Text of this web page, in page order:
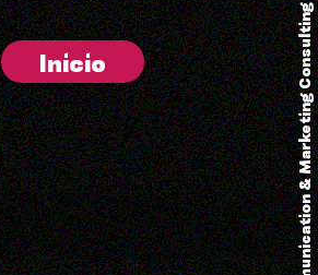
Inicio Communication & Marketing Consulting